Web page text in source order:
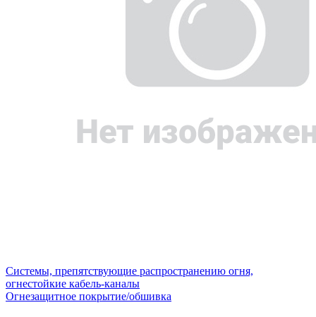
Системы, препятствующие распространению огня,
огнестойкие кабель-каналы
Огнезащитное покрытие/обшивка